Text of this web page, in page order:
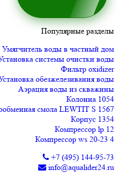
Популярные разделы
Умягчитель воды в частный дом
системы очистки воды
Фильтр oxidizer
обезжелезивания воды
Аэрация воды из скважины
Колонна 1054
смола LEWTIT S 1567
Корпус 1354
Компрессор lp 12
Компрессор ws 20-23 4
+7 (495) 144-95-73
info@aqualider24.ru